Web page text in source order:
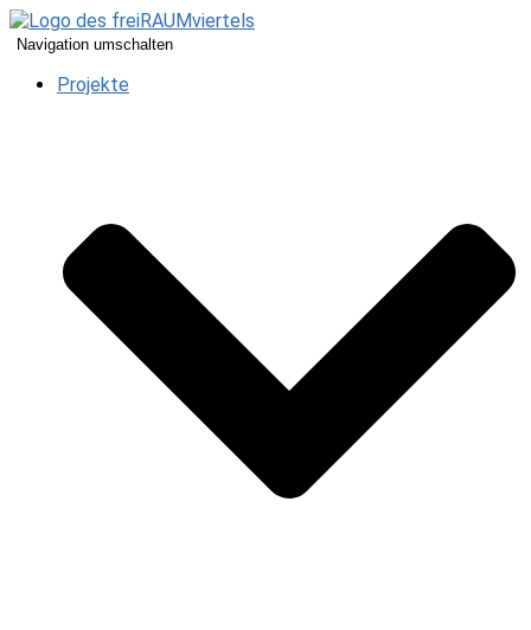
Navigation umschalten
Projekte